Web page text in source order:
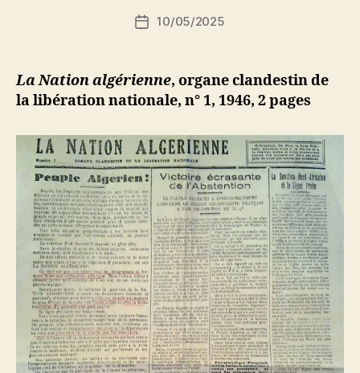
Auteur
N
ji
Date10/05/2025
La Nation algérienne, organe clandestin de
la libération nationale, n° 1, 1946, 2 pages